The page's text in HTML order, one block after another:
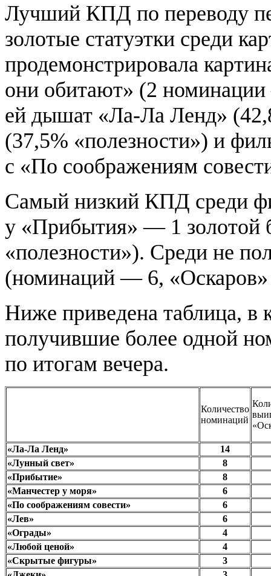
Лучший КПД по переводу
золотые статуэтки среди
продемонстрировала
они обитают» (2
ей дышат «Ла-Ла Ленд»
(37,5% «полезности») и
с «По соображениям
Самый низкий КПД среди
у «Прибытия» — 1 золотой
«полезности»). Среди не
(номинаций — 6,
Ниже приведена таблица, в
получившие более одной
по итогам вечера.
Количество
номинаций
«Ла-Ла Ленд»
14
«Лунный свет»
8
«Прибытие»
8
«Манчестер у моря»
6
«По соображениям совести»
6
«Лев»
6
«Ограды»
4
«Любой ценой»
4
«Скрытые фигуры»
3